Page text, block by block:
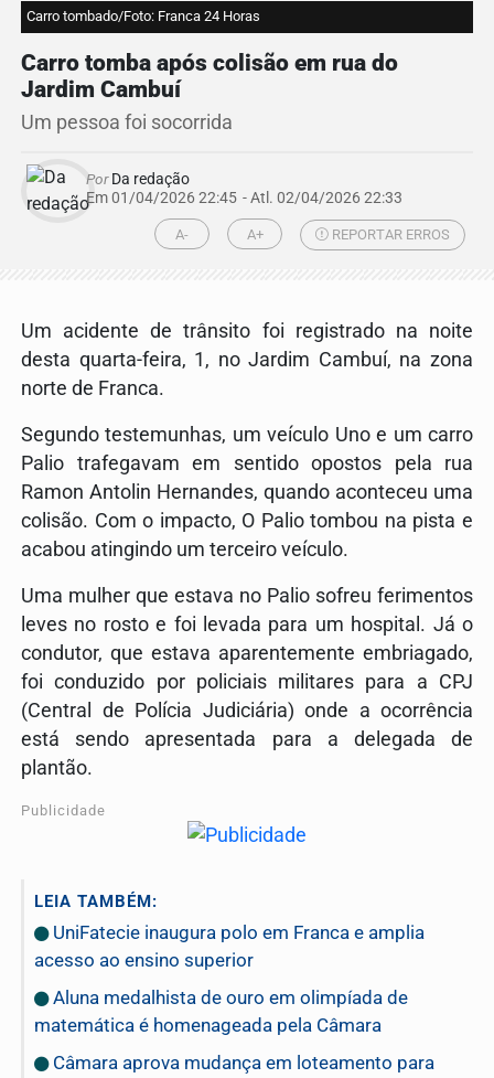
Carro tombado/Foto: Franca 24 Horas
Carro tomba após colisão em rua do
Jardim Cambuí
Um pessoa foi socorrida
PorDa redação
Em 01/04/2026 22:45 - Atl. 02/04/2026 22:33
A- A+ REPORTAR ERROS
Um acidente de trânsito foi registrado na noite
desta quarta-feira, 1, no Jardim Cambuí, na zona
norte de Franca.
Segundo testemunhas, um veículo Uno e um carro
Palio trafegavam em sentido opostos pela rua
Ramon Antolin Hernandes, quando aconteceu uma
colisão. Com o impacto, O Palio tombou na pista e
acabou atingindo um terceiro veículo.
Uma mulher que estava no Palio sofreu ferimentos
leves no rosto e foi levada para um hospital. Já o
condutor, que estava aparentemente embriagado,
foi conduzido por policiais militares para a CPJ
(Central de Polícia Judiciária) onde a ocorrência
está sendo apresentada para a delegada de
plantão.
Publicidade
LEIA TAMBÉM:
UniFatecie inaugura polo em Franca e amplia
acesso ao ensino superior
Aluna medalhista de ouro em olimpíada de
matemática é homenageada pela Câmara
Câmara aprova mudança em loteamento para